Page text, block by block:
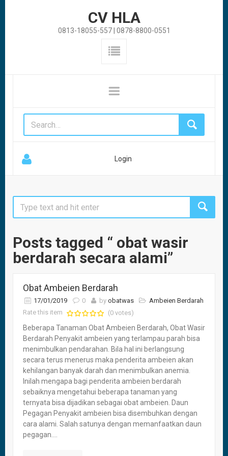
CV HLA
0813-18055-557 | 0878-8800-0551
Login
Posts tagged “ obat wasir
berdarah secara alami”
Obat Ambeien Berdarah
17/01/2019 0 by obatwas
Ambeien Berdarah
Rate this item
(0 votes)
Beberapa Tanaman Obat Ambeien Berdarah, Obat Wasir
Berdarah Penyakit ambeien yang terlampau parah bisa
menimbulkan pendarahan. Bila hal ini berlangsung
secara terus menerus maka penderita ambeien akan
kehilangan banyak darah dan menimbulkan anemia.
Inilah mengapa bagi penderita ambeien berdarah
sebaiknya mengetahui beberapa tanaman yang
ternyata bisa dijadikan sebagai obat ambeien. Daun
Pegagan Penyakit ambeien bisa disembuhkan dengan
cara alami. Salah satunya dengan memanfaatkan daun
pegagan....